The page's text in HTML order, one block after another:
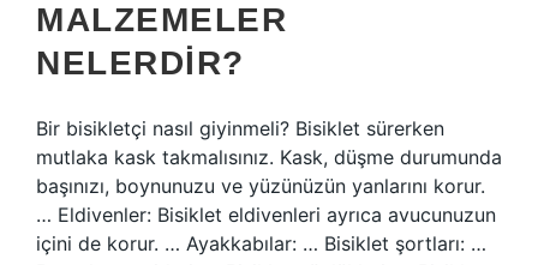
MALZEMELER
NELERDIR?
Bir bisikletçi nasıl giyinmeli? Bisiklet sürerken
mutlaka kask takmalısınız. Kask, düşme durumunda
başınızı, boynunuzu ve yüzünüzün yanlarını korur.
… Eldivenler: Bisiklet eldivenleri ayrıca avucunuzun
içini de korur. … Ayakkabılar: … Bisiklet şortları: …